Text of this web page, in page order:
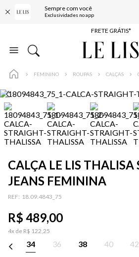
Sempre com você
Exclusividades no appENTREGA EXPRESSA*
FRETE GRÁTIS*
BAIXE O APP
FEMININO ROUPAS CALÇAS
CALÇA LE LIS THALISA STRAIGHT
JEANS FEMININA
: 18.09.4843_75
R$ 489,00
4x de R$ 122,25
34 36 38 40 42